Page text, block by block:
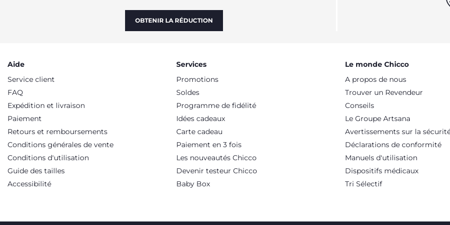
les âges. Les critères à prendre en compte lors de l’achat de votre poussette double Lors de l’achat de votre poussette
également être un critère. Il faut opter pour des modèles aux larges assises permettant aux enfants de se sentir bien. La
OBTENIR LA RÉDUCTION
Aide
Service client
FAQ
Expédition et livraison
Paiement
Retours et remboursements
Conditions générales de vente
Conditions d'utilisation
Guide des tailles
Accessibilité
Services
Promotions
Soldes
Programme de fidélité
Idées cadeaux
Carte cadeau
Paiement en 3 fois
Les nouveautés Chicco
Devenir testeur Chicco
Baby Box
Le monde Chicco
A propos de nous
Trouver un Revendeur
Conseils
Le Groupe Artsana
Avertissements sur la
Déclarations de conformité
Manuels d'utilisation
Dispositifs médicaux
Tri Sélectif